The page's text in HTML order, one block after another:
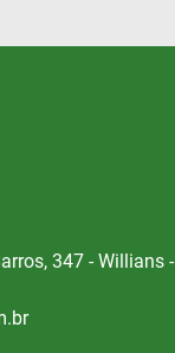
347 - Willians -